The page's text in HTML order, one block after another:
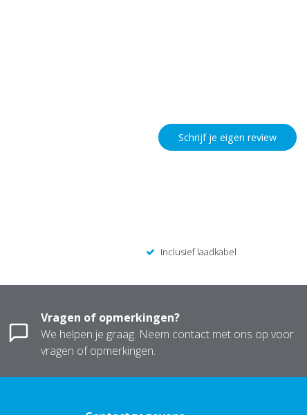
Schrijf je eigen review
Inclusief laadkabel
Vragen of opmerkingen?
We helpen je graag. Neem contact met ons op voor
vragen of opmerkingen.